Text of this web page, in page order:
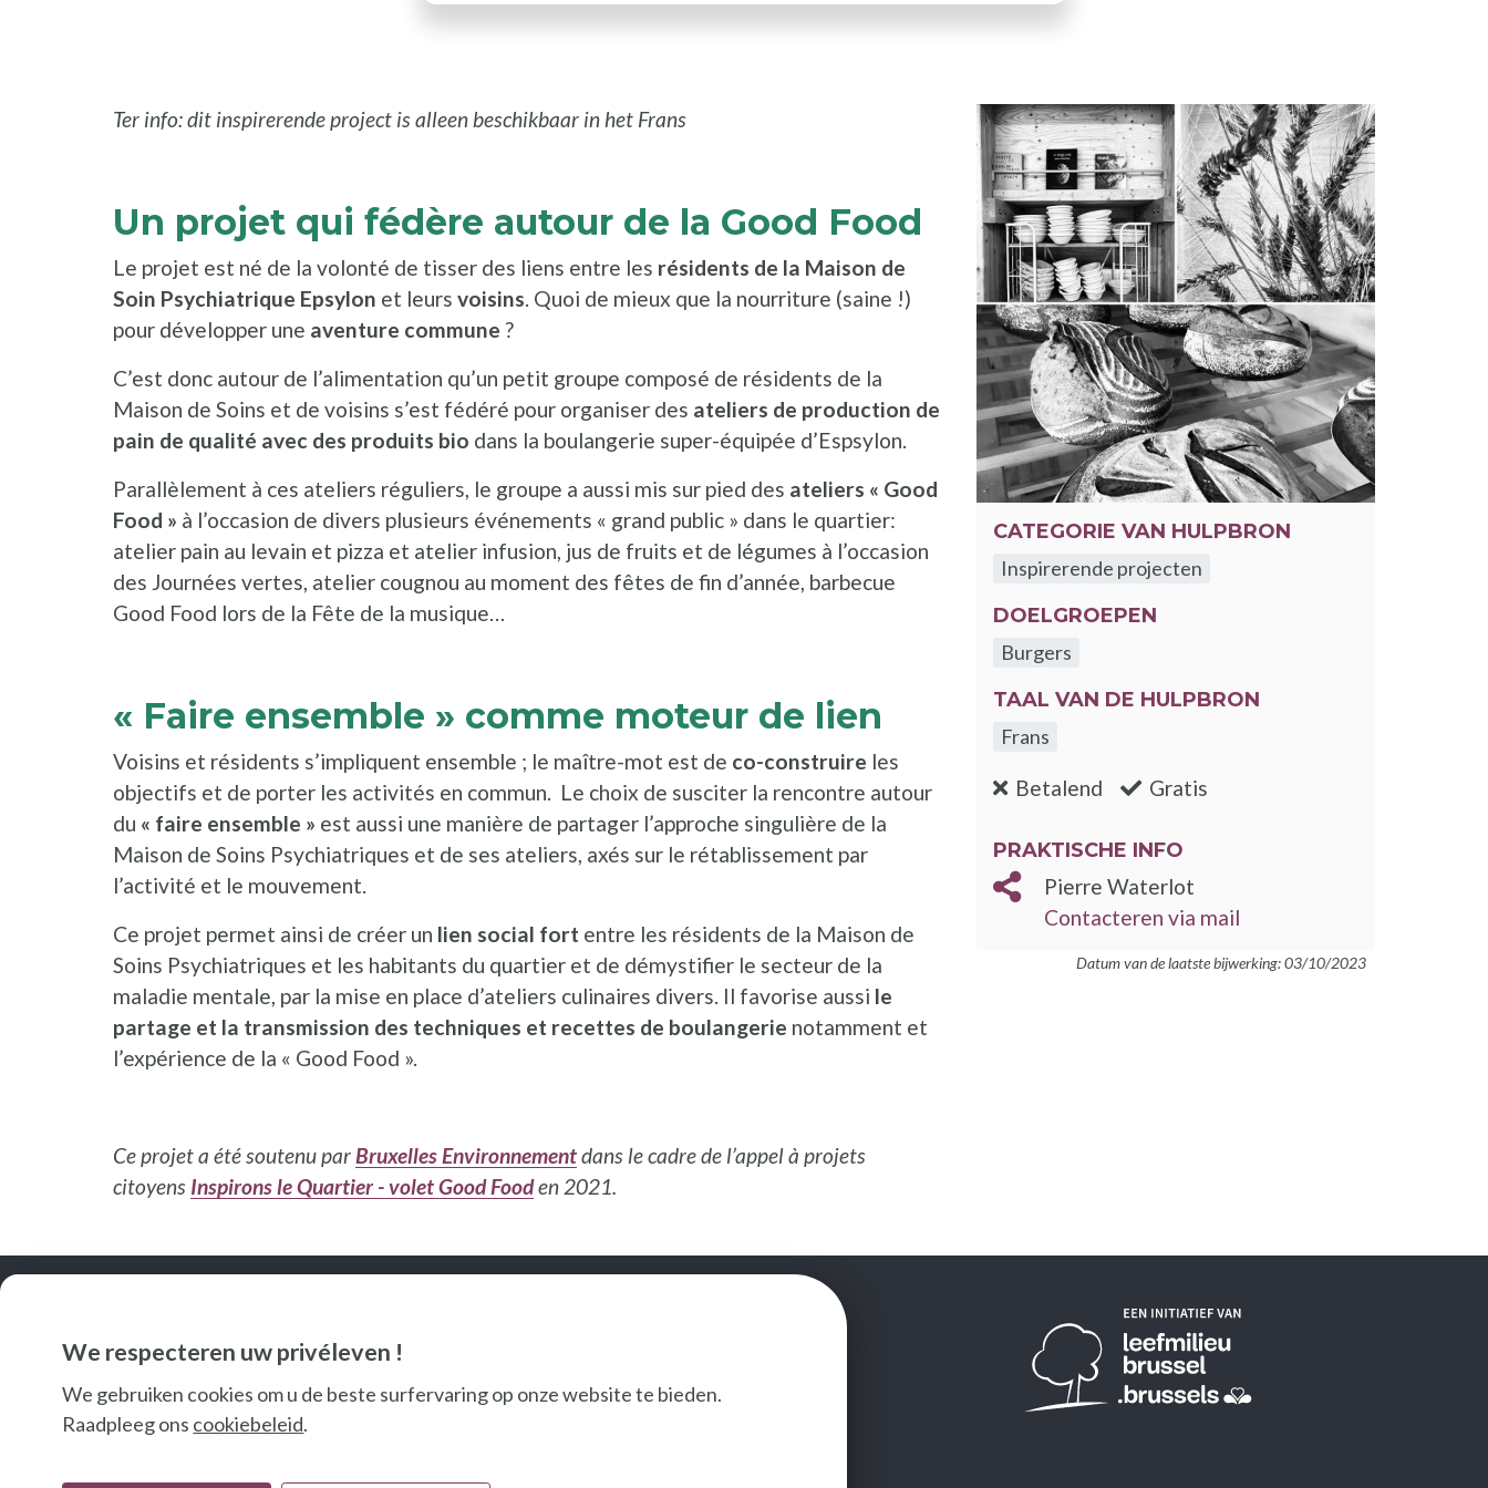
We respecteren uw privéleven !
We gebruiken cookies om u de beste surfervaring op onze website te bieden.
Raadpleeg ons cookiebeleid.
Ter info: dit inspirerende project is alleen beschikbaar in het Frans
Un projet qui fédère autour de la Good Food
Le projet est né de la volonté de tisser des liens entre les résidents de la Maison de
Soin Psychiatrique Epsylon et leurs voisins. Quoi de mieux que la nourriture (saine !)
pour développer une aventure commune ?
C’est donc autour de l’alimentation qu’un petit groupe composé de résidents de la
Maison de Soins et de voisins s’est fédéré pour organiser des ateliers de production de
pain de qualité avec des produits bio dans la boulangerie super-équipée d’Espsylon.
Parallèlement à ces ateliers réguliers, le groupe a aussi mis sur pied des ateliers « Good
Food » à l’occasion de divers plusieurs événements « grand public » dans le quartier:
atelier pain au levain et pizza et atelier infusion, jus de fruits et de légumes à l’occasion
des Journées vertes, atelier cougnou au moment des fêtes de fin d’année, barbecue
Good Food lors de la Fête de la musique…
« Faire ensemble » comme moteur de lien
Voisins et résidents s’impliquent ensemble ; le maître-mot est de co-construire les
objectifs et de porter les activités en commun. Le choix de susciter la rencontre autour
du « faire ensemble » est aussi une manière de partager l’approche singulière de la
Maison de Soins Psychiatriques et de ses ateliers, axés sur le rétablissement par
l’activité et le mouvement.
Ce projet permet ainsi de créer un lien social fort entre les résidents de la Maison de
Soins Psychiatriques et les habitants du quartier et de démystifier le secteur de la
maladie mentale, par la mise en place d’ateliers culinaires divers. Il favorise aussi le
partage et la transmission des techniques et recettes de boulangerie notamment et
l’expérience de la « Good Food ».
Ce projet a été soutenu parBruxelles Environnementdans le cadre de l’appel à projets
citoyens Inspirons le Quartier - volet Good Fooden 2021.
CATEGORIE VAN HULPBRON
Inspirerende projecten
DOELGROEPEN
Burgers
TAAL VAN DE HULPBRON
Frans
Betalend :nee Gratis
PRAKTISCHE INFO
Pierre Waterlot
Contacteren via mail
Datum van de laatste bijwerking: 03/10/2023
VOLG ONS